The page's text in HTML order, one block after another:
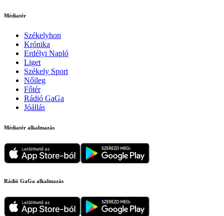
Médiatér
Székelyhon
Krónika
Erdélyi Napló
Liget
Székely Sport
Nőileg
Főtér
Rádió GaGa
Jóállás
Médiatér alkalmazás
Rádió GaGa alkalmazás